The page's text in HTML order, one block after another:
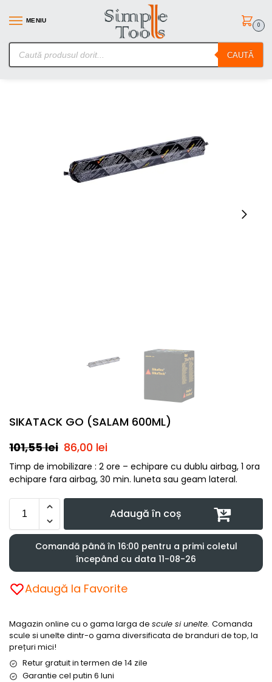
MENIU
CAUTĂ
0
SimpleTools.ro – Gasesti orice – Comanzi simplu
Prima pagină
Adezivi lipire parbriz/consumabile si scule SIKATACK GO (SALAM 600ML)
SIKATACK GO (SALAM 600ML)
101,55lei 86,00 lei
Timp de imobilizare : 2 ore – echipare cu dublu airbag, 1 ora
echipare fara airbag, 30 min. luneta sau geam lateral.
Adaugă în coș
Comandă până în 16:00 pentru a primi coletul
începând cu data 11-08-26
Adaugă la Favorite
Magazin online cu o gama larga de scule si unelte. Comanda
scule si unelte dintr-o gama diversificata de branduri de top, la
prețuri mici!
Retur gratuit in termen de 14 zile
Garantie cel putin 6 luni